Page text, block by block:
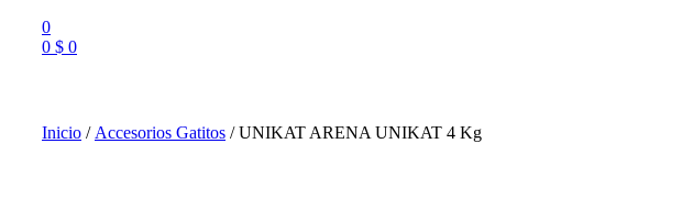
0
0 $ 0
Inicio / Accesorios Gatitos / UNIKAT ARENA UNIKAT 4 Kg